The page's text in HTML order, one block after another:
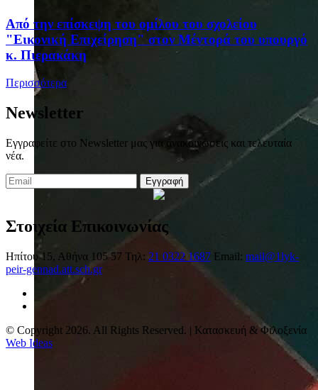
Από την επίσκεψη του ομίλου του σχολείου
"Εικονική Επιχείρηση" στον Μέντορά του υπουργό
κ. Πιερακάκη
Περισσότερα
Newsletter
Εγγραφείτε στο Newsletter μας για ανακοινώσεις και τελευταία
νέα.
Εγγραφή
Στοιχεία Επικοινωνίας
Ηπίτου 15, Αθήνα 105 57 Τηλ: 21 0322 1687 Email: mail@1lyk-
peir-gennad.att.sch.gr
© Copyright 2026. All Rights Reserved. | Κατασκευή & Φιλοξενία
Web Ideas